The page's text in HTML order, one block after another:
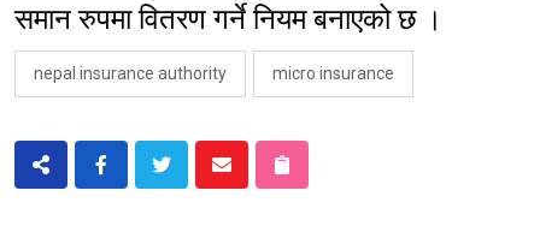
समान रुपमा वितरण गर्ने नियम बनाएको छ ।
nepal insurance authority micro insurance